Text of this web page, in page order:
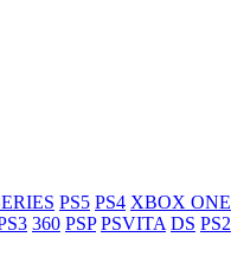
PS5 PS4 XBOX ONE
360 PSP PSVITA DS PS2